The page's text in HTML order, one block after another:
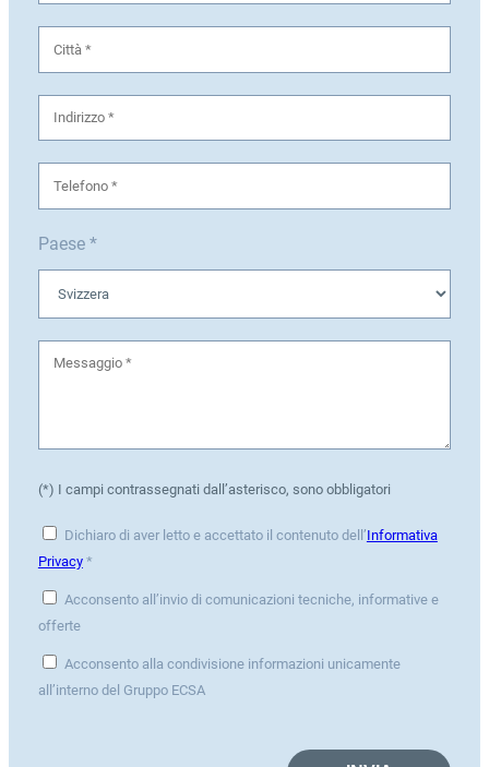
Paese *
(*) I campi contrassegnati dall’asterisco, sono obbligatori
Dichiaro di aver letto e accettato il contenuto dell’Informativa
Privacy*
Acconsento all’invio di comunicazioni tecniche, informative e
offerte
Acconsento alla condivisione informazioni unicamente
all’interno del Gruppo ECSA